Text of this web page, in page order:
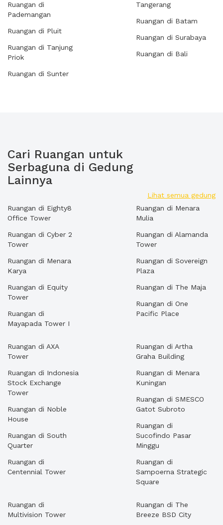
Ruangan di
Pademangan
Ruangan di Pluit
Ruangan di Tanjung
Priok
Ruangan di Sunter
Tangerang
Ruangan di Batam
Ruangan di Surabaya
Ruangan di Bali
Cari Ruangan untuk
Serbaguna di Gedung
Lainnya
Lihat semua gedung
Ruangan di Eighty8
Office Tower
Ruangan di Cyber 2
Tower
Ruangan di Menara
Karya
Ruangan di Equity
Tower
Ruangan di
Mayapada Tower I
Ruangan di Menara
Mulia
Ruangan di Alamanda
Tower
Ruangan di Sovereign
Plaza
Ruangan di The Maja
Ruangan di One
Pacific Place
Ruangan di AXA
Tower
Ruangan di Indonesia
Stock Exchange
Tower
Ruangan di Noble
House
Ruangan di South
Quarter
Ruangan di
Centennial Tower
Ruangan di Artha
Graha Building
Ruangan di Menara
Kuningan
Ruangan di SMESCO
Gatot Subroto
Ruangan di
Sucofindo Pasar
Minggu
Ruangan di
Sampoerna Strategic
Square
Ruangan di
Multivision Tower
Ruangan di The
Breeze BSD City